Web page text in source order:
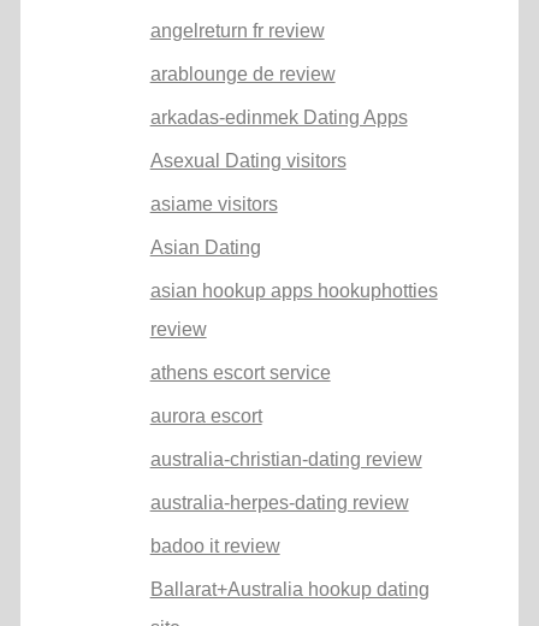
angelreturn fr review
arablounge de review
arkadas-edinmek Dating Apps
Asexual Dating visitors
asiame visitors
Asian Dating
asian hookup apps hookuphotties
review
athens escort service
aurora escort
australia-christian-dating review
australia-herpes-dating review
badoo it review
Ballarat+Australia hookup dating